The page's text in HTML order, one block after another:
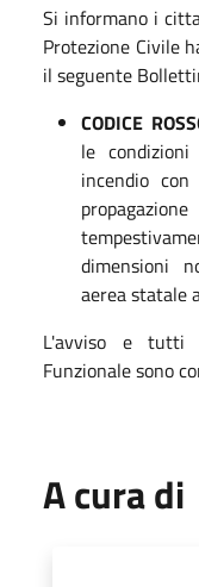
Si informano i
Protezione Civile
il seguente
CODICE
le
incendio
dimensioni
aerea statale
L'avviso e tutti
Funzionale sono
A cura di